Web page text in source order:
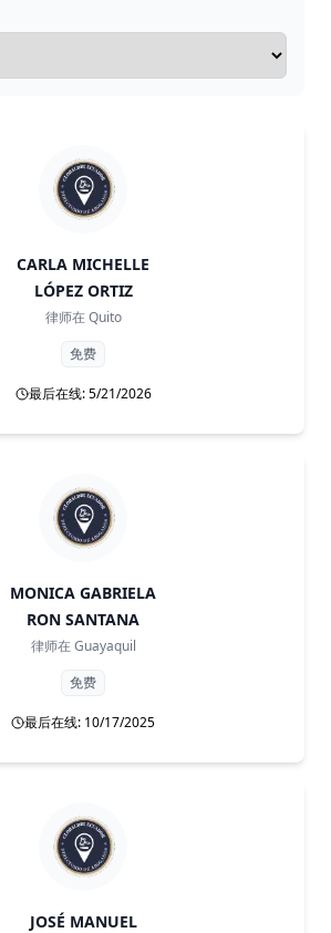
CARLA MICHELLE
LÓPEZ ORTIZ
律师在 Quito
免费
最后在线: 5/21/2026
MONICA GABRIELA
RON SANTANA
律师在 Guayaquil
免费
最后在线: 10/17/2025
JOSÉ MANUEL